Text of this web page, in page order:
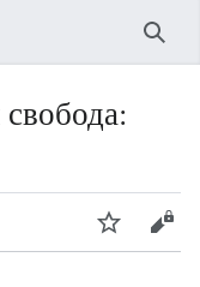
Следить